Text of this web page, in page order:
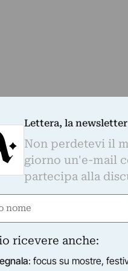
Frare - Il Castello
mostra dedicata al più
Roma (RM) 19/12/2019 20/01/
Lettera, la
Non perdetevi il
giorno un'e-mail
partecipa alla
ricevere anche:
: focus su mostre,